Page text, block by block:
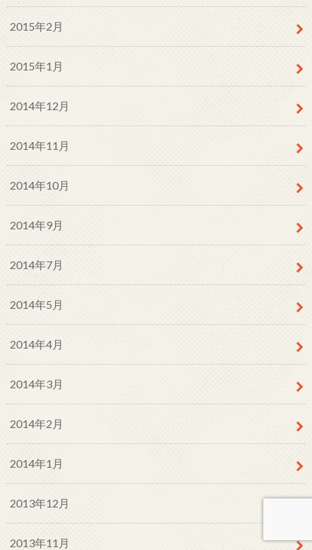
2015年2月
2015年1月
2014年12月
2014年11月
2014年10月
2014年9月
2014年7月
2014年5月
2014年4月
2014年3月
2014年2月
2014年1月
2013年12月
2013年11月